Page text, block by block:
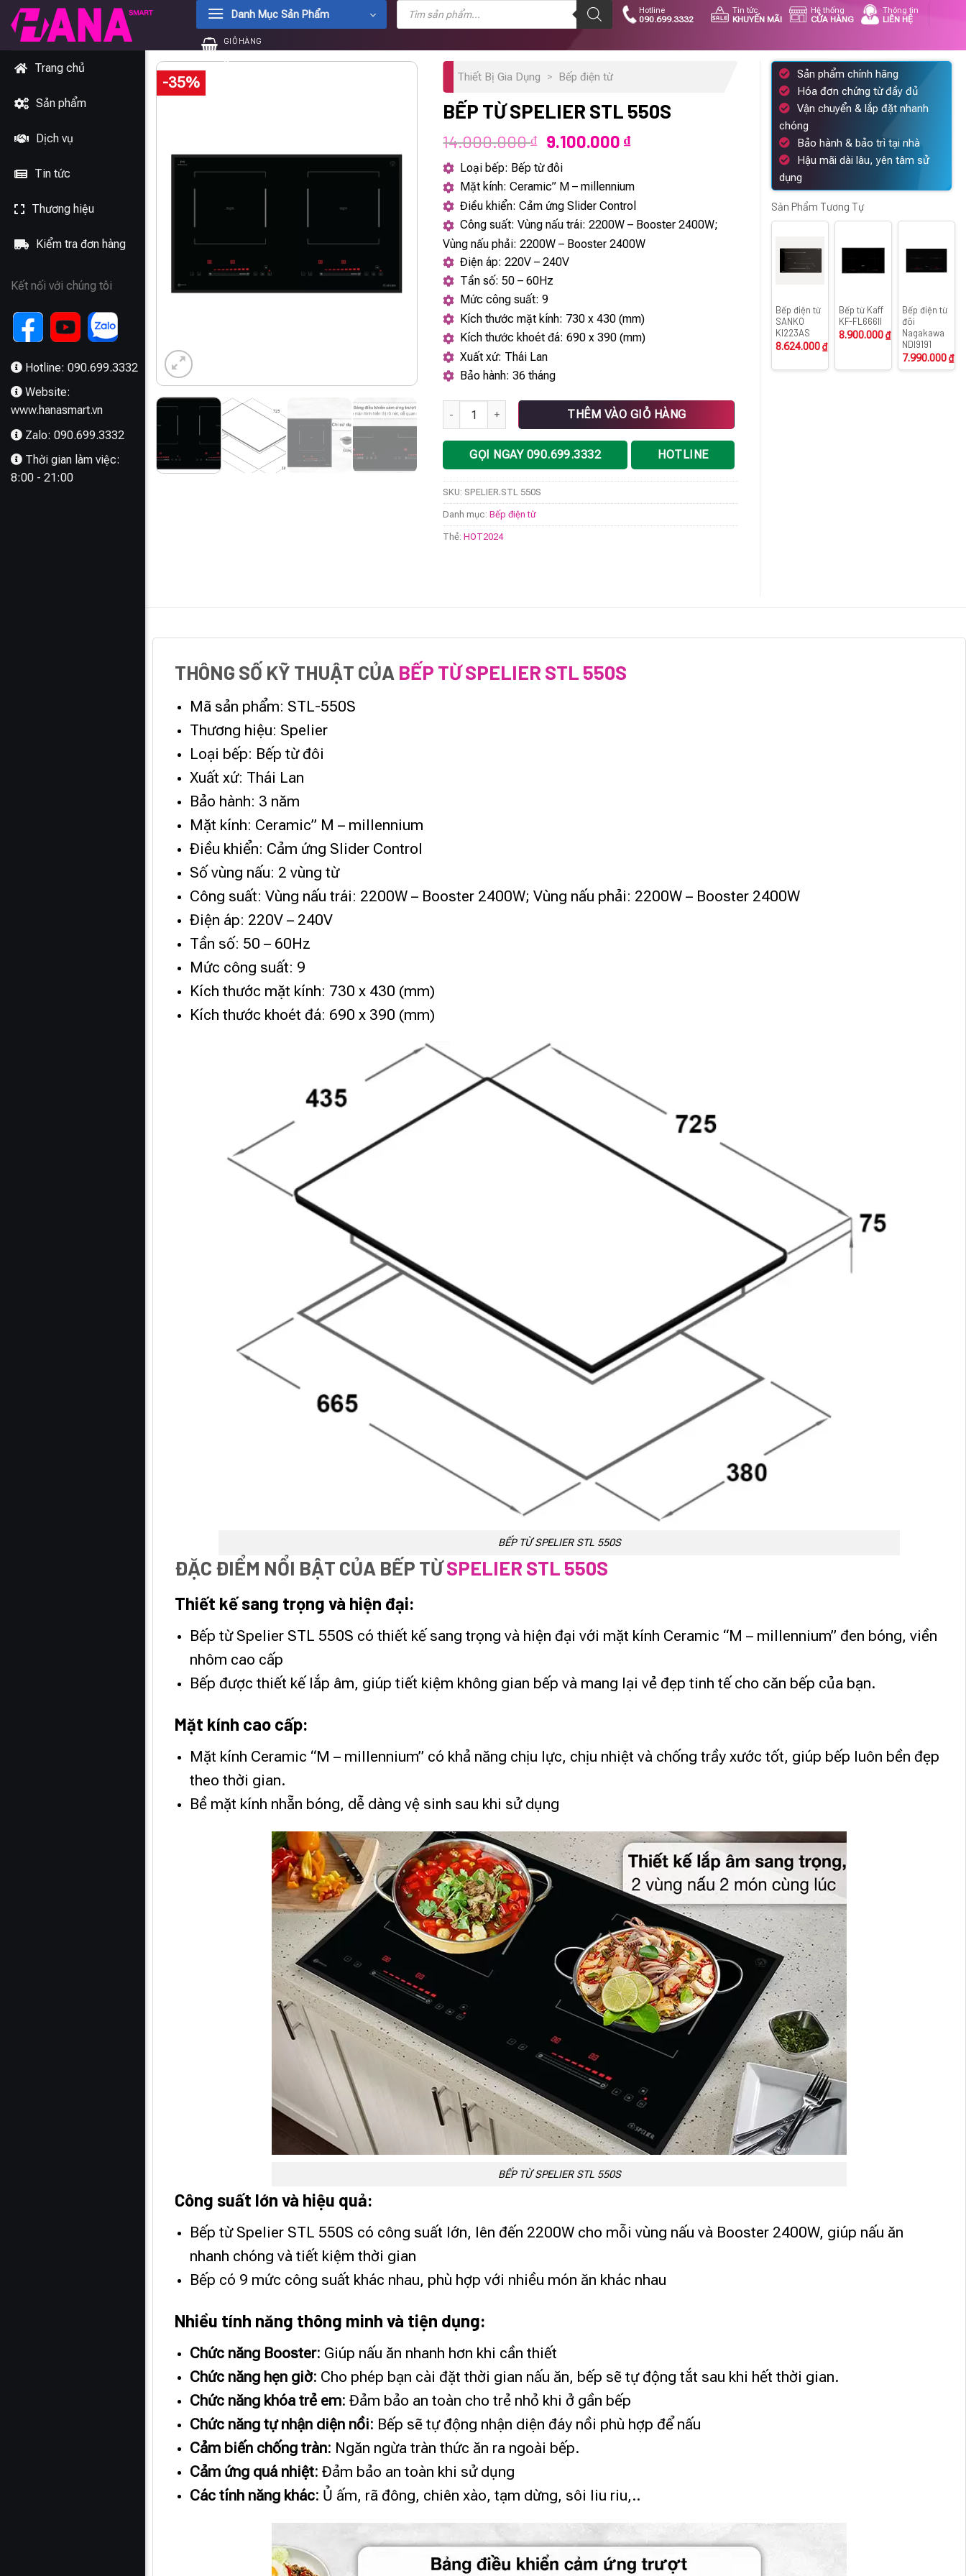
Chuyển
đến
dung
Danh Mục Sản Phẩm
Tìm
kiếm
phẩm
Hotline
090.699.3332
Tin tức
KHUYẾN MÃI
Hệ thống
CỬA HÀNG
Thông tin
LIÊN HỆ
GIỎ HÀNG
0₫
Trang chủ
Sản phẩm
Dịch vụ
Tin tức
Thương hiệu
Kiểm tra đơn hàng
Kết nối với chúng tôi
Hotline: 090.699.3332
Website:
www.hanasmart.vn
Zalo: 090.699.3332
Thời gian làm việc:
8:00 - 21:00
-35% Thiết Bị Gia Dụng > Bếp điện từ
BẾP TỪ SPELIER STL 550S
14.000.000₫
Giá
gốc
là:
14.000.000 ₫.
9.100.000 ₫Giá
là:
9.100.000 ₫.
Loại bếp: Bếp từ đôi
Mặt kính: Ceramic” M – millennium
Điều khiển: Cảm ứng Slider Control
Công suất: Vùng nấu trái: 2200W – Booster 2400W;
Vùng nấu phải: 2200W – Booster 2400W
Điện áp: 220V – 240V
Tần số: 50 – 60Hz
Mức công suất: 9
Kích thước mặt kính: 730 x 430 (mm)
Kích thước khoét đá: 690 x 390 (mm)
Xuất xứ: Thái Lan
Bảo hành: 36 tháng
BẾP TỪ SPELIER STL 550S số lượngTHÊM VÀO GIỎ HÀNG
GỌI NGAY 090.699.3332 HOTLINE
SKU: SPELIER.STL 550S
Danh mục:Bếp điện từ
Thẻ:HOT2024
Sản phẩm chính hãng
Hóa đơn chứng từ đầy đủ
Vận chuyển & lắp đặt nhanh
chóng
Bảo hành & bảo trì tại nhà
Hậu mãi dài lâu, yên tâm sử
dụng
Sản Phẩm Tương Tự
Bếp điện từ
SANKO
KI223AS
8.624.000₫
Bếp từ Kaff
KF-FL666II
8.900.000₫
Bếp điện từ
đôi
Nagakawa
NDI9191
7.990.000₫
THÔNG SỐ KỸ THUẬT CỦA BẾP TỪ SPELIER STL 550S
Mã sản phẩm: STL-550S
Thương hiệu: Spelier
Loại bếp: Bếp từ đôi
Xuất xứ: Thái Lan
Bảo hành: 3 năm
Mặt kính: Ceramic” M – millennium
Điều khiển: Cảm ứng Slider Control
Số vùng nấu: 2 vùng từ
Công suất: Vùng nấu trái: 2200W – Booster 2400W; Vùng nấu phải: 2200W – Booster 2400W
Điện áp: 220V – 240V
Tần số: 50 – 60Hz
Mức công suất: 9
Kích thước mặt kính: 730 x 430 (mm)
Kích thước khoét đá: 690 x 390 (mm)
BẾP TỪ SPELIER STL 550S
ĐẶC ĐIỂM NỔI BẬT CỦA BẾP TỪSPELIER STL 550S
Thiết kế sang trọng và hiện đại:
Bếp từ Spelier STL 550S có thiết kế sang trọng và hiện đại với mặt kính Ceramic “M – millennium” đen bóng, viền
nhôm cao cấp
Bếp được thiết kế lắp âm, giúp tiết kiệm không gian bếp và mang lại vẻ đẹp tinh tế cho căn bếp của bạn.
Mặt kính cao cấp:
Mặt kính Ceramic “M – millennium” có khả năng chịu lực, chịu nhiệt và chống trầy xước tốt, giúp bếp luôn bền đẹp
theo thời gian.
Bề mặt kính nhẵn bóng, dễ dàng vệ sinh sau khi sử dụng
BẾP TỪ SPELIER STL 550S
Công suất lớn và hiệu quả:
Bếp từ Spelier STL 550S có công suất lớn, lên đến 2200W cho mỗi vùng nấu và Booster 2400W, giúp nấu ăn
nhanh chóng và tiết kiệm thời gian
Bếp có 9 mức công suất khác nhau, phù hợp với nhiều món ăn khác nhau
Nhiều tính năng thông minh và tiện dụng:
Chức năng Booster: Giúp nấu ăn nhanh hơn khi cần thiết
Chức năng hẹn giờ: Cho phép bạn cài đặt thời gian nấu ăn, bếp sẽ tự động tắt sau khi hết thời gian.
Chức năng khóa trẻ em: Đảm bảo an toàn cho trẻ nhỏ khi ở gần bếp
Chức năng tự nhận diện nồi: Bếp sẽ tự động nhận diện đáy nồi phù hợp để nấu
Cảm biến chống tràn: Ngăn ngừa tràn thức ăn ra ngoài bếp.
Cảm ứng quá nhiệt: Đảm bảo an toàn khi sử dụng
Các tính năng khác: Ủ ấm, rã đông, chiên xào, tạm dừng, sôi liu riu,..